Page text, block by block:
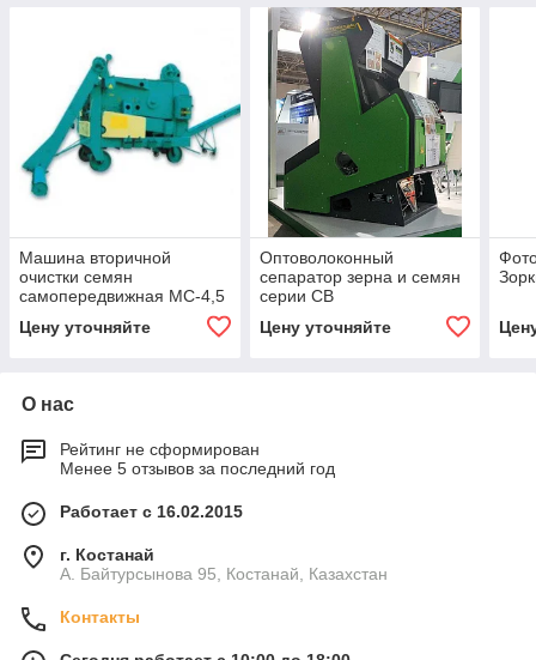
Машина вторичной
очистки семян
самопередвижная МС-4,5
Цену уточняйте
Оптоволоконный
сепаратор зерна и семян
серии СВ
Цену уточняйте
О нас
Рейтинг не сформирован
Менее 5 отзывов за последний год
Работает с 16.02.2015
г. Костанай
А. Байтурсынова 95, Костанай, Казахстан
Контакты